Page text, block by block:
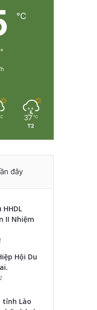
℃
37 ℃
T2
đây
II Nhiệm
Hội Du
tỉnh Lào